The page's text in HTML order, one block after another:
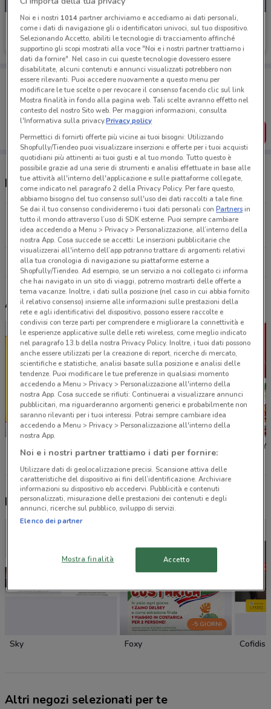
Al Discount
Scade il 18/08 3.1 km
Porta DoveConviene sempre con te!
Puoi trovare le migliori offerte dei negozi vicino a te,
salvarle e creare la tua lista del risparmio, comodamente
dal tuo cellulare.
SCARICA L’APP
Negozi Al Discount nelle vicinanze
Via Lucrezio Caro, 21/b/c Roma
3.1 km
Tutti i negozi Al Discount
Altri volantini nelle vicinanze
NUOVO NUOVO
PENNY
Nuovi prodotti da provare
Sky
-5 GIORNI
Foxy Cofidis
Altri negozi selezionati per te
Noi e i nostri 1014partner archiviamo e accediamo ai dati personali,
come i dati di navigazione gli o identificatori univoci, sul tuo dispositivo.
Selezionando Accetto, abiliti le tecnologie di tracciamento affinché
supportino gli scopi mostrati alla voce "Noi e i nostri partner trattiamo i
dati da fornire". Nel caso in cui queste tecnologie dovessero essere
disabilitate, alcuni contenuti e annunci visualizzati potrebbero non
essere rilevanti. Puoi accedere nuovamente a questo menu per
modificare le tue scelte o per revocare il consenso facendo clic sul link
Mostra finalità in fondo alla pagina web. Tali scelte avranno effetto nel
contesto del nostro Sito web. Per maggiori informazioni, consulta
l'Informativa sulla privacy.Privacy policy
Permettici di fornirti offerte più vicine ai tuoi bisogni: Utilizzando
Shopfully/Tiendeo puoi visualizzare inserzioni e offerte per i tuoi acquisti
quotidiani più attinenti ai tuoi gusti e al tuo mondo. Tutto questo è
possibile grazie ad una serie di strumenti e analisi effettuate in base alle
tue attività all'interno dell'applicazione e sulle piattaforme collegate,
come indicato nel paragrafo 2 della Privacy Policy. Per fare questo,
abbiamo bisogno del tuo consenso sull'uso dei dati raccolti a tale fine.
Se dai il tuo consenso condivideremo i tuoi dati personali conPartnersin
tutto il mondo attraverso l’uso di SDK esterne. Puoi sempre cambiare
idea accedendo a Menu > Privacy > Personalizzazione, all’interno della
nostra App. Cosa succede se accetti: Le inserzioni pubblicitarie che
visualizzerai all'interno dell’app potranno trattare di argomenti relativi
alla tua cronologia di navigazione su piattaforme esterne a
Shopfully/Tiendeo. Ad esempio, se un servizio a noi collegato ci informa
che hai navigato in un sito di viaggi, potremo mostrarti delle offerte a
tema vacanze. Inoltre, i dati sulla posizione (nel caso in cui abbia fornito
il relativo consenso) insieme alle informazioni sulle prestazioni della
rete e agli identificativi del dispositivo, possono essere raccolte e
condivisi con terze parti per comprendere e migliorare la connettività e
le esperienze applicative sulle delle reti wireless, come meglio indicato
nel paragrafo 13.b della nostra Privacy Policy. Inoltre, i tuoi dati possono
anche essere utilizzati per la creazione di report, ricerche di mercato,
scientifiche e statistiche, analisi basate sulla posizione e analisi delle
tendenze. Puoi modificare le tue preferenze in qualsiasi momento
accedendo a Menu > Privacy > Personalizzazione all'interno della
nostra App. Cosa succede se rifiuti: Continuerai a visualizzare annunci
pubblicitari, ma riguarderanno argomenti generici e probabilmente non
saranno rilevanti per i tuoi interessi. Potrai sempre cambiare idea
accedendo a Menu > Privacy > Personalizzazione all'interno della
nostra App.
Noi e i nostri partner trattiamo i dati per fornire:
Utilizzare dati di geolocalizzazione precisi. Scansione attiva delle
caratteristiche del dispositivo ai fini dell’identificazione. Archiviare
informazioni su dispositivo e/o accedervi. Pubblicità e contenuti
personalizzati, misurazione delle prestazioni dei contenuti e degli
annunci, ricerche sul pubblico, sviluppo di servizi.
Elenco dei partner
Mostra finalità Accetto